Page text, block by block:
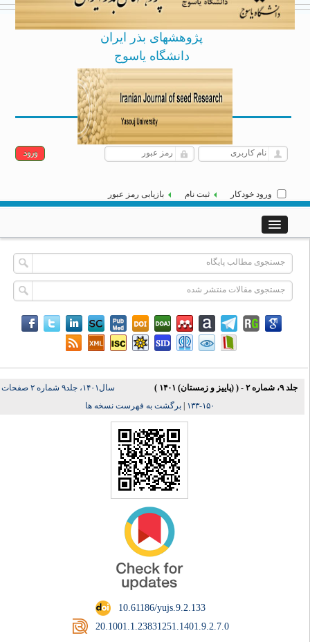
پژوهشهای بذر ایران
دانشگاه یاسوج
|
English
[Archive]
ورود خودکار ثبت نام بازیابی رمز عبور
جلد ۹، شماره ۲ - ( (پاییز و زمستان) ۱۴۰۱ )
سال۱۴۰۱، جلد۹ شماره ۲ صفحات
۱۵۰-۱۳۳
|برگشت به فهرست نسخه ها
‎ 10.61186/yujs.9.2.133
‎ 20.1001.1.23831251.1401.9.2.7.0